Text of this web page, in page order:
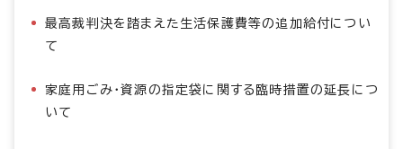
最高裁判決を踏まえた生活保護費等の追加給付につい
て
家庭用ごみ・資源の指定袋に関する臨時措置の延長につ
いて